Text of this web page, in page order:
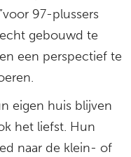
97-plussers
gebouwd te
een perspectief te
eigen huis blijven
het liefst. Hun
naar de klein- of